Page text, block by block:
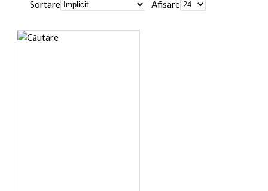
Sortare Afisare